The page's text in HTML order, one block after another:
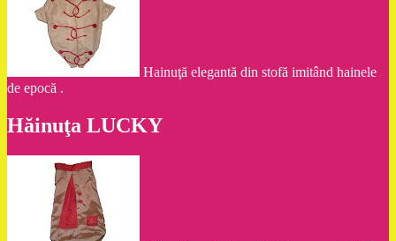
Hainuţă elegantă din stofă imitând hainele
de epocă .
Hăinuţa LUCKY